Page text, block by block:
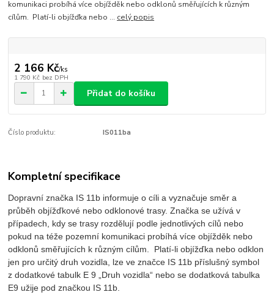
komunikaci probíhá více objížděk nebo odklonů směřujících k různým
cílům. Platí-li objížďka nebo ... celý popis
2 166 Kč/ks
1 790 Kč bez DPH
Přidat do košíku
Číslo produktu: IS011ba
Kompletní specifikace
Dopravní značka IS 11b informuje o cíli a vyznačuje směr a
průběh objížďkové nebo odklonové trasy. Značka se užívá v
případech, kdy se trasy rozdělují podle jednotlivých cílů nebo
pokud na téže pozemní komunikaci probíhá více objížděk nebo
odklonů směřujících k různým cílům. Platí-li objížďka nebo odklon
jen pro určitý druh vozidla, lze ve značce IS 11b příslušný symbol
z dodatkové tabulk E 9 „Druh vozidla“ nebo se dodatková tabulka
E9 užije pod značkou IS 11b.